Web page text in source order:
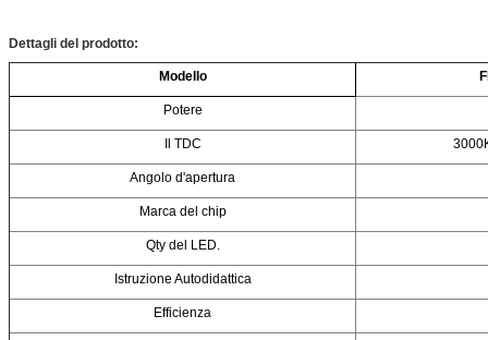
Dettagli del prodotto:
Modello
Potere
Il TDC
Angolo d'apertura
Marca del chip
Qty del LED.
Istruzione Autodidattica
Efficienza